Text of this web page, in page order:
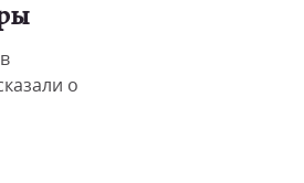
о